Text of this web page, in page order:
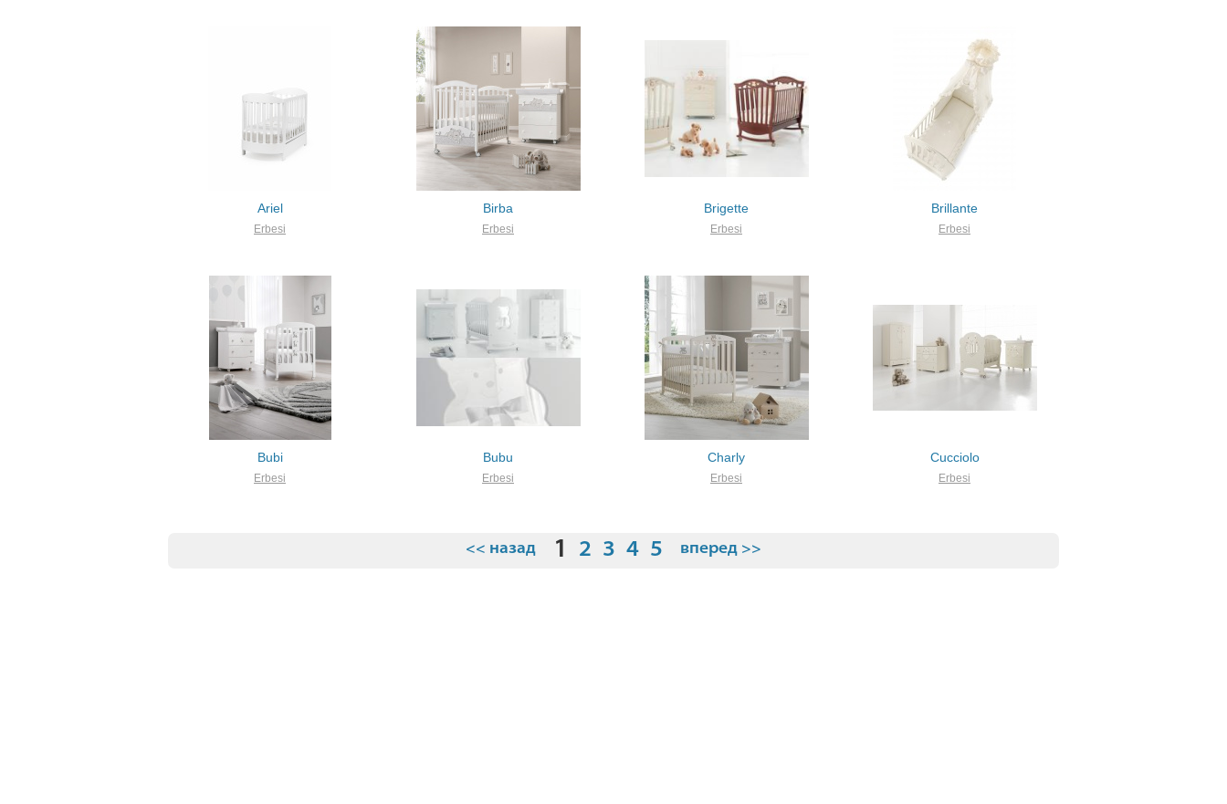
Ariel
Erbesi
Birba
Erbesi
Brigette
Erbesi
Brillante
Erbesi
Bubi
Erbesi
Bubu
Erbesi
Charly
Erbesi
Cucciolo
Erbesi
<< назад 1 2 3 4 5 вперед >>